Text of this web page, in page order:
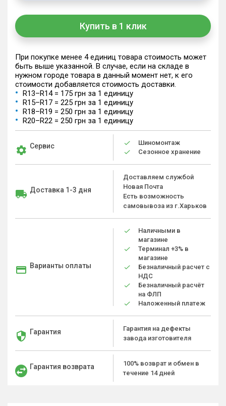
Купить в 1 клик
При покупке менее 4 единиц товара стоимость может
быть выше указанной. В случае, если на складе в
нужном городе товара в данный момент нет, к его
стоимости добавляется стоимость доставки.
R13–R14 = 175 грн за 1 единицу
R15–R17 = 225 грн за 1 единицу
R18–R19 = 250 грн за 1 единицу
R20–R22 = 250 грн за 1 единицу
Сервис
Шиномонтаж
Сезонное хранение
Доставка 1-3 дня
Доставляем службой
Новая Почта
Есть возможность
самовывоза из г.Харьков
Варианты оплаты
Наличными в
магазине
Терминал +3% в
магазине
Безналичный расчет с
НДС
Безналичный расчёт
на ФЛП
Наложенный платеж
Гарантия
Гарантия на дефекты
завода изготовителя
Гарантия возврата
100% возврат и обмен в
течение 14 дней